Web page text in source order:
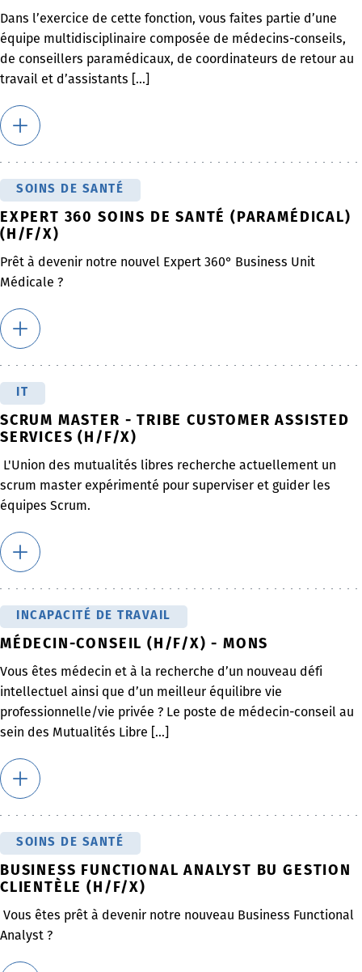
Dans l’exercice de cette fonction, vous faites partie d’une
équipe multidisciplinaire composée de médecins-conseils,
de conseillers paramédicaux, de coordinateurs de retour au
travail et d’assistants [...]
SOINS DE SANTÉ
EXPERT 360 SOINS DE SANTÉ (PARAMÉDICAL)
(H/F/X)
Prêt à devenir notre nouvel Expert 360° Business Unit
Médicale ?
SCRUM MASTER - TRIBE CUSTOMER ASSISTED
SERVICES (H/F/X)
L'Union des mutualités libres recherche actuellement un
scrum master expérimenté pour superviser et guider les
équipes Scrum.
INCAPACITÉ DE TRAVAIL
MÉDECIN-CONSEIL (H/F/X) - MONS
Vous êtes médecin et à la recherche d’un nouveau défi
intellectuel ainsi que d’un meilleur équilibre vie
professionnelle/vie privée ? Le poste de médecin-conseil au
sein des Mutualités Libre [...]
SOINS DE SANTÉ
BUSINESS FUNCTIONAL ANALYST BU GESTION
CLIENTÈLE (H/F/X)
Vous êtes prêt à devenir notre nouveau Business Functional
Analyst ?